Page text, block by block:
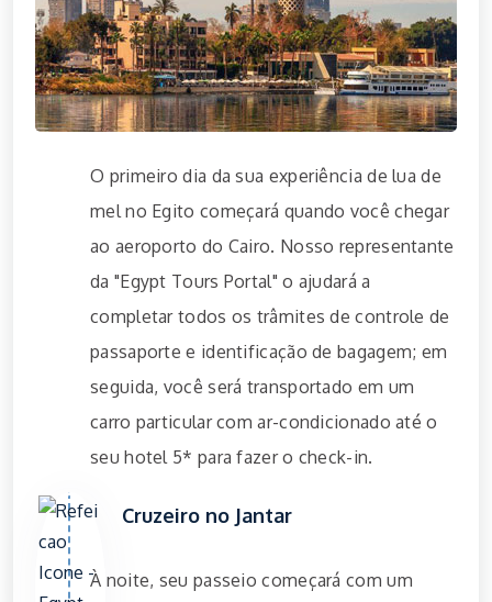
O primeiro dia da sua experiência de lua de
mel no Egito começará quando você chegar
ao aeroporto do Cairo. Nosso representante
da "Egypt Tours Portal" o ajudará a
completar todos os trâmites de controle de
passaporte e identificação de bagagem; em
seguida, você será transportado em um
carro particular com ar-condicionado até o
seu hotel 5* para fazer o check-in.
Cruzeiro no Jantar
À noite, seu passeio começará com um